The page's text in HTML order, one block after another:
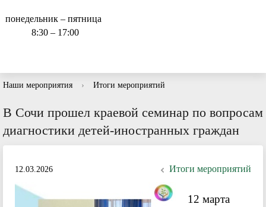
понедельник – пятница
8:30 – 17:00
Наши мероприятия › Итоги мероприятий
В Сочи прошел краевой семинар по вопросам
диагностики детей-иностранных граждан
12.03.2026 Итоги мероприятий
1 2 марта